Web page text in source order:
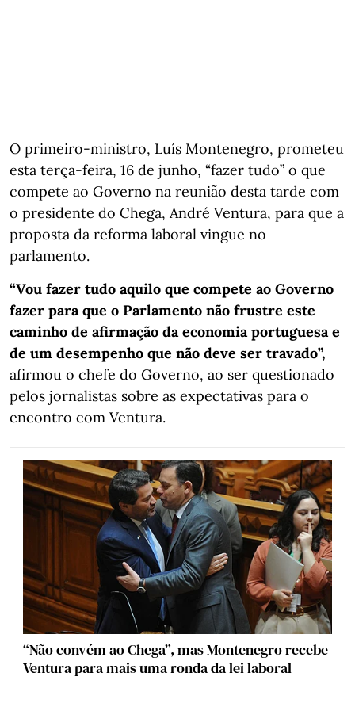
O primeiro-ministro, Luís Montenegro, prometeu
esta terça-feira, 16 de junho, “fazer tudo” o que
compete ao Governo na reunião desta tarde com
o presidente do Chega, André Ventura, para que a
proposta da reforma laboral vingue no
parlamento.
“Vou fazer tudo aquilo que compete ao Governo
fazer para que o Parlamento não frustre este
caminho de afirmação da economia portuguesa e
de um desempenho que não deve ser travado”,
afirmou o chefe do Governo, ao ser questionado
pelos jornalistas sobre as expectativas para o
encontro com Ventura.
“Não convém ao Chega”, mas Montenegro recebe
Ventura para mais uma ronda da lei laboral